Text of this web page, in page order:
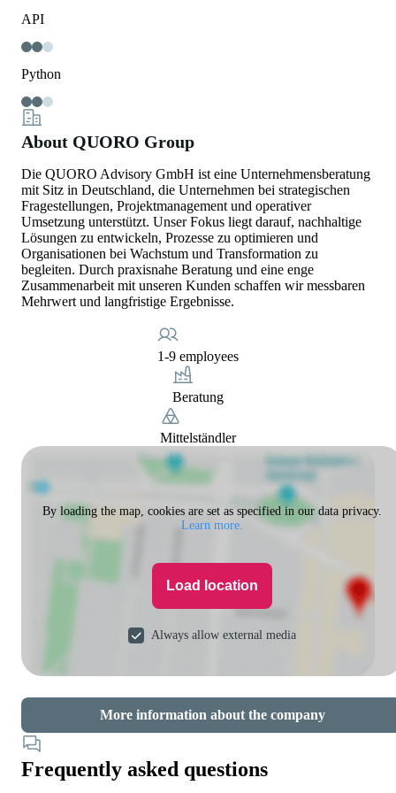
API
Python
About QUORO Group
Die QUORO Advisory GmbH ist eine Unternehmensberatung
mit Sitz in Deutschland, die Unternehmen bei strategischen
Fragestellungen, Projektmanagement und operativer
Umsetzung unterstützt. Unser Fokus liegt darauf, nachhaltige
Lösungen zu entwickeln, Prozesse zu optimieren und
Organisationen bei Wachstum und Transformation zu
begleiten. Durch praxisnahe Beratung und eine enge
Zusammenarbeit mit unseren Kunden schaffen wir messbaren
Mehrwert und langfristige Ergebnisse.
1-9 employees
Beratung
Mittelständler
By loading the map, cookies are set as specified in our data privacy.
Learn more.
Load location
Always allow external media
More information about the company
Frequently asked questions